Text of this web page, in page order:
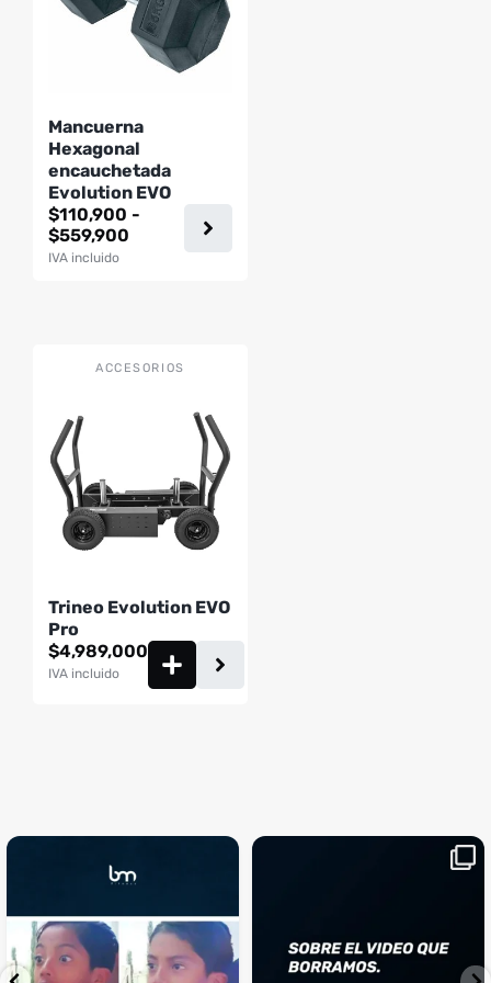
Las
elegir
en
la
página
de
producto
Mancuerna
Hexagonal
encauchetada
Evolution EVO
$110,900 -
$559,900
$559,900
IVA incluido
ACCESORIOS
Trineo Evolution EVO
Pro
$4,989,000
IVA incluido
...
4 2